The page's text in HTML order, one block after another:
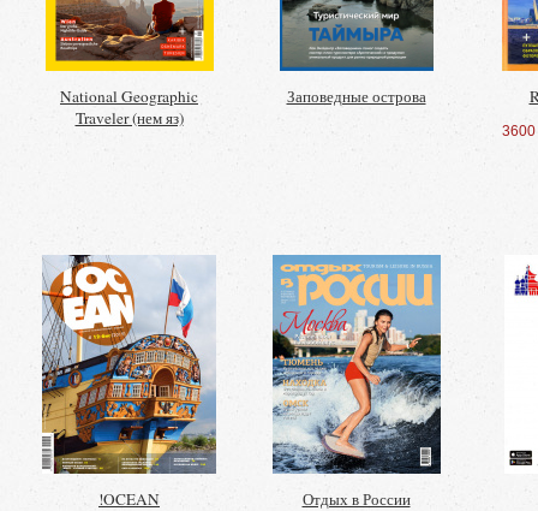
National Geographic
Traveler (нем яз)
Заповедные острова
3600
!OCEAN Отдых в России